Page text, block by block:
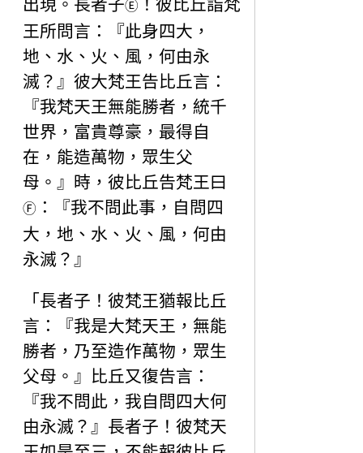
出現。長者子Ⓔ ！彼比丘詣梵
王所問言：『此身四大，
地、水、火、風，何由永
滅？』彼大梵王告比丘言：
『我梵天王無能勝者，統千
世界，富貴尊豪，最得自
在，能造萬物，眾生父
母。』時，彼比丘告梵王曰
Ⓕ ：『我不問此事，自問四
大，地、水、火、風，何由
永滅？』
「長者子！彼梵王猶報比丘
言：『我是大梵天王，無能
勝者，乃至造作萬物，眾生
父母。』比丘又復告言：
『我不問此，我自問四大何
由永滅？』長者子！彼梵天